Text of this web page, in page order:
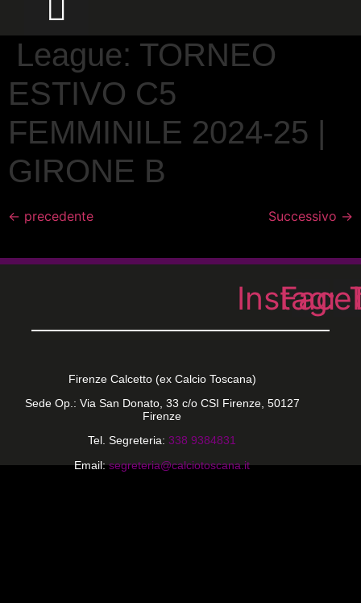
League: TORNEO
ESTIVO C5
FEMMINILE 2024-25 |
GIRONE B
← precedente Successivo →
Firenze Calcetto (ex Calcio Toscana)
Sede Op.: Via San Donato, 33 c/o CSI Firenze, 50127
Firenze
Tel. Segreteria: 338 9384831
Email: segreteria@calciotoscana.it